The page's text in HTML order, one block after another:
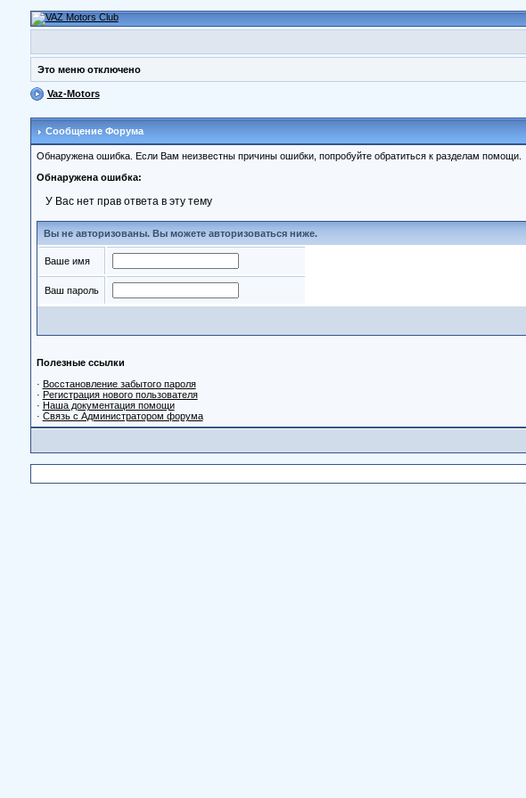
Это меню отключено
Vaz-Motors
Сообщение Форума
Обнаружена ошибка. Если Вам неизвестны причины ошибки, попробуйте обратиться к разделам помощи.
Обнаружена ошибка:
У Вас нет прав ответа в эту тему
Вы не авторизованы. Вы можете авторизоваться ниже.
Ваше имя
Ваш пароль
Полезные ссылки
· Восстановление забытого пароля
· Регистрация нового пользователя
· Наша документация помощи
· Связь с Администратором форума